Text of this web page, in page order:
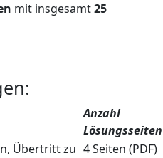
mit insgesamt25
Anzahl
Lösungsseiten
Übertritt zu 4 Seiten (PDF)